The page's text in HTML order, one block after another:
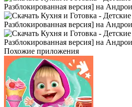
Похожие приложения